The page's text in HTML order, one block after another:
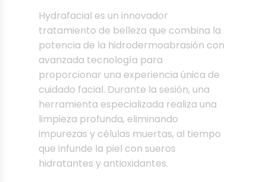
Hydrafacial es un innovador
tratamiento de belleza que combina la
potencia de la hidrodermoabrasión con
avanzada tecnología para
proporcionar una experiencia única de
cuidado facial. Durante la sesión, una
herramienta especializada realiza una
limpieza profunda, eliminando
impurezas y células muertas, al tiempo
que infunde la piel con sueros
hidratantes y antioxidantes.